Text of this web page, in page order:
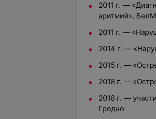
2011 г. —
аритмий»,
2011 г. —
2014 г. —
2015 г. —
2018 г. —
2018 г. —
Гродно